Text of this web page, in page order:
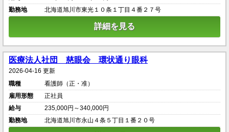
勤務地
北海道旭川市東光１０条１丁目４番２７号
詳細を見る
医療法人社団 慈眼会 環状通り眼科
2026-04-16 更新
職種
看護師（正・准）
雇用形態
正社員
給与
235,000円～340,000円
勤務地
北海道旭川市永山４条５丁目１番２０号